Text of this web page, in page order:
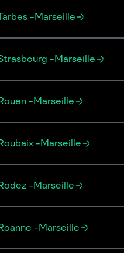
-Marseille
-Marseille
-Marseille
-Marseille
-Marseille
-Marseille